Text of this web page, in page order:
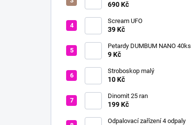
690 Kč
Scream UFO
39 Kč
Petardy DUMBUM NANO 40ks
9 Kč
Stroboskop malý
10 Kč
Dinomit 25 ran
199 Kč
Odpalovací zařízení 4 odpaly